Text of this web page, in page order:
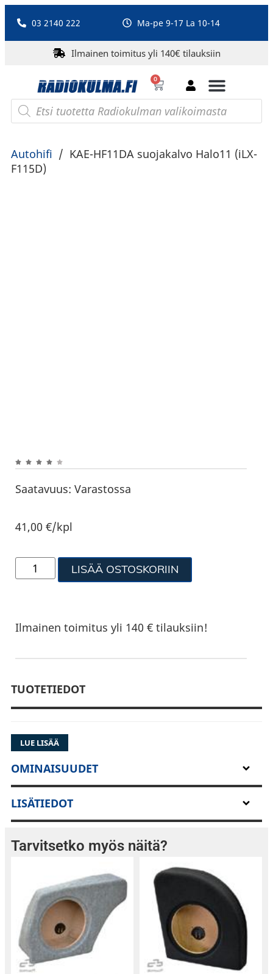
03 2140 222 Ma-pe 9-17 La 10-14
Ilmainen toimitus yli 140€ tilauksiin
0
Autohifi / KAE-HF11DA suojakalvo Halo11 (iLX-
F115D)
Saatavuus: Varastossa
41,00€/kpl
LISÄÄ OSTOSKORIIN
Ilmainen toimitus yli 140 € tilauksiin!
TUOTETIEDOT
LUE LISÄÄ
OMINAISUUDET
LISÄTIEDOT
Tarvitsetko myös näitä?